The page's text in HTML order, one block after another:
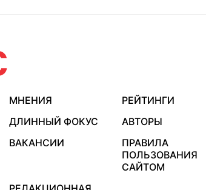
МНЕНИЯ
РЕЙТИНГИ
ДЛИННЫЙ ФОКУС
АВТОРЫ
ВАКАНСИИ
ПРАВИЛА
ПОЛЬЗОВАНИЯ
САЙТОМ